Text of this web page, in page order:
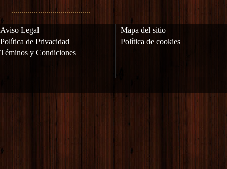
.......................................
Aviso Legal
Política de Privacidad
Téminos y Condiciones
Mapa del sitio
Política de cookies